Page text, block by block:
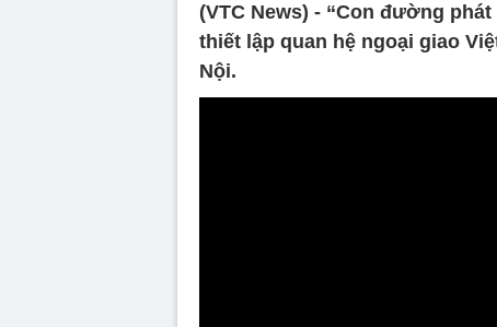
(VTC News) - “Con đường phát
thiết lập quan hệ ngoại giao
Nội.